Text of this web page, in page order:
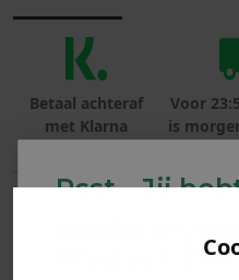
Betaal achteraf
met Klarna
Voor
is
MATERIAAL &
Psst... Jij
Welke
krijg jij?